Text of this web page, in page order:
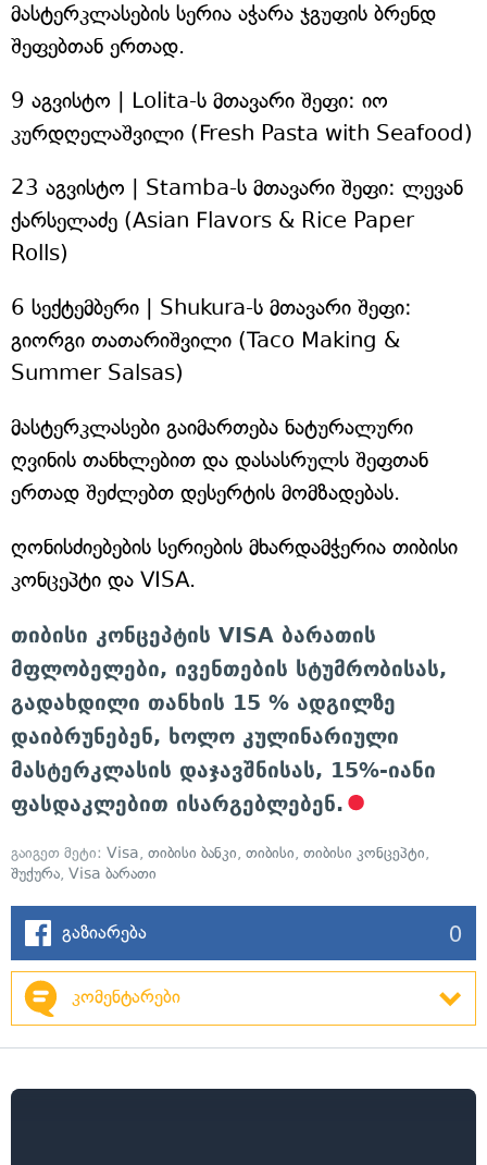
მასტერკლასების სერია აჭარა ჯგუფის ბრენდ
შეფებთან ერთად.
9 აგვისტო | Lolita-ს მთავარი შეფი: იო
კურდღელაშვილი (Fresh Pasta with Seafood)
23 აგვისტო | Stamba-ს მთავარი შეფი: ლევან
ქარსელაძე (Asian Flavors & Rice Paper
Rolls)
6 სექტემბერი | Shukura-ს მთავარი შეფი:
გიორგი თათარიშვილი (Taco Making &
Summer Salsas)
მასტერკლასები გაიმართება ნატურალური
ღვინის თანხლებით და დასასრულს შეფთან
ერთად შეძლებთ დესერტის მომზადებას.
ღონისძიებების სერიების მხარდამჭერია თიბისი
კონცეპტი და VISA.
თიბისი კონცეპტის VISA ბარათის
მფლობელები, ივენთების სტუმრობისას,
გადახდილი თანხის 15 % ადგილზე
დაიბრუნებენ, ხოლო კულინარიული
მასტერკლასის დაჯავშნისას, 15%-იანი
ფასდაკლებით ისარგებლებენ.
გაიგეთ მეტი: Visa, თიბისი ბანკი, თიბისი, თიბისი კონცეპტი,
შუქურა, Visa ბარათი
გაზიარება 0
კომენტარები